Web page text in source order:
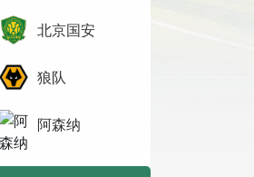
北京国安
狼队
阿森纳